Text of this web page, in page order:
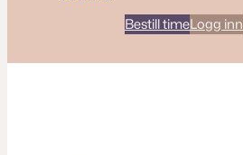
Bestill timeLogg inn